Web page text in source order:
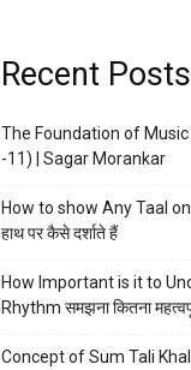
Recent Posts
The Foundation of Music
-11) | Sagar Morankar
How to show Any Taal on
हाथ पर कैसे दर्शाते हैं
How Important is it to
Rhythm समझना कितना
Concept of Sum Tali Khali